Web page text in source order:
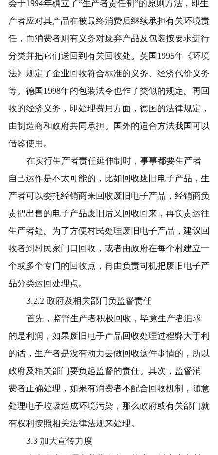
会于1994年确立了“生产者责任制”的原则方法，即生
产者应对其产品在被最终消费后继续承担有关环境责
任，而消费者则有义务对废弃产品及包装按要求进行
分类并把它们送回到有关回收处。英国1995年《环境
法》规定了企业回收符合标准的义务、经济代价义务
等。德国1998年的包装法令也作了类似的规定。再回
收的经济义务，即处理费用方面，德国的法律规定，
由制造商和政府共同承担。国外的适合方法我国可以
借鉴使用。
在实行生产者责任延伸制时，事事都要生产者
自己运作是不太可能的，比如回收废旧电子产品，生
产者可以委托经销商来回收废旧电子产品，经销商负
责把出售的电子产品废旧后又回收回来，再负责运往
生产者处。为了方便村民处理废旧电子产品，建议回
收者到村民家门口回收，或者由政府在每个村建立一
个或多个专门的回收点，再由负责司机把废旧电子产
品分类运回处理点。
3.2.2 政府及相关部门负监督责任
首先，监督生产者积极回收，毕竟生产者追求
的是利润，如果废旧电子产品回收处理过程弊大于利
的话，生产者是没有动力去做回收这件事情的，所以
政府及相关部门要负起监督的责任。其次，监督消
费者正确处理，如果有消费者不配合回收机制，随意
处理电子垃圾造成环境污染，那么政府或有关部门就
有权利按照相关法律法规来处理。
3.3 加大宣传力度